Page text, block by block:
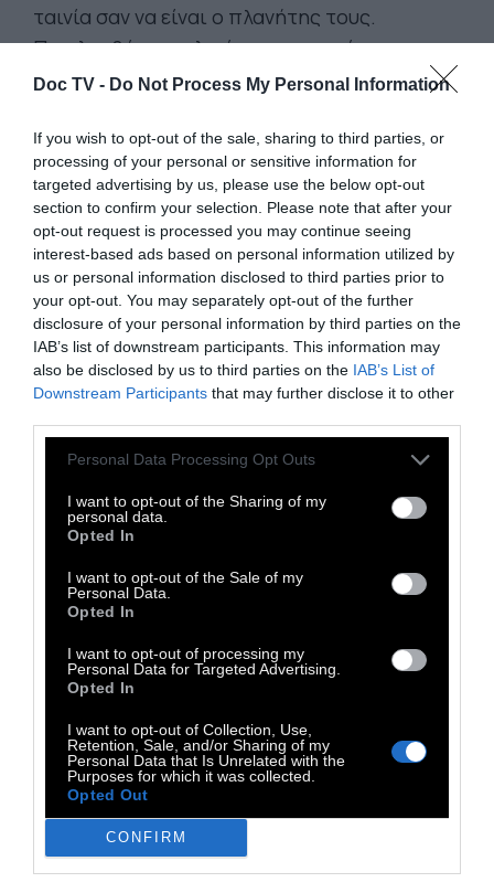
Doc TV - Do Not Process My Personal Information
If you wish to opt-out of the sale, sharing to third parties, or
processing of your personal or sensitive information for
targeted advertising by us, please use the below opt-out
section to confirm your selection. Please note that after your
opt-out request is processed you may continue seeing
interest-based ads based on personal information utilized by
us or personal information disclosed to third parties prior to
your opt-out. You may separately opt-out of the further
disclosure of your personal information by third parties on the
IAB’s list of downstream participants. This information may
also be disclosed by us to third parties on the IAB’s List of
Downstream Participants that may further disclose it to other
Personal Data Processing Opt Outs
I want to opt-out of the Sharing of my
personal data.
Opted In
I want to opt-out of the Sale of my
Personal Data.
Opted In
I want to opt-out of processing my
Personal Data for Targeted Advertising.
Opted In
I want to opt-out of Collection, Use,
Retention, Sale, and/or Sharing of my
Personal Data that Is Unrelated with the
Purposes for which it was collected.
Opted Out
CONFIRM
ταινία σαν να είναι ο πλανήτης τους.
Περιλαμβάνουν υλικό των γυρισμάτων που
έγιναν από το 2014 έως το 2017, με τους
ηθοποιούς του Ταξιδεύοντας με τον Μίκη.
Όλα τα κλιπ που θα αρχίσουν να
παρουσιάζονται σταδιακά στο Διαδίκτυο,
φέρουν τίτλους με τα ονόματα των στενών
συνεργατών, φίλων και συνοδοιπόρων του
σκηνοθέτη στο μακρύ ταξίδι του με τον Μίκη,
και είναι αφιερωμένα σε αυτούς.
Το Doctv.gr έχει την τιμή παρουσιάζει σε
πρώτη προβολή, δύο δορυφορικά κλιπ με
τους τίτλους Στέλλα
και Μελεντίνη
αισθητική του σκηνοθέτη με την συμπαντική
αρμονία του Μίκη Θεοδωράκη.